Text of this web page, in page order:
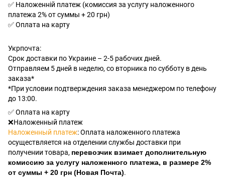
✅ Наложенній платеж (комиссия за услугу наложенного
платежа 2% от суммы + 20 грн)
✅ Оплата на карту
Укрпочта:
Срок доставки по Украине – 2-5 рабочих дней.
Отправляем 5 дней в неделю, со вторника по субботу в день
заказа*
*При условии подтверждения заказа менеджером по телефону
до 13:00.
✅ Оплата на карту
❌Наложенный платеж
Наложенный платеж: Оплата наложенного платежа
осуществляется на отделении службы доставки при
получении товара, перевозчик взимает дополнительную
комиссию за услугу наложенного платежа, в размере 2%
от суммы + 20 грн (Новая Почта).